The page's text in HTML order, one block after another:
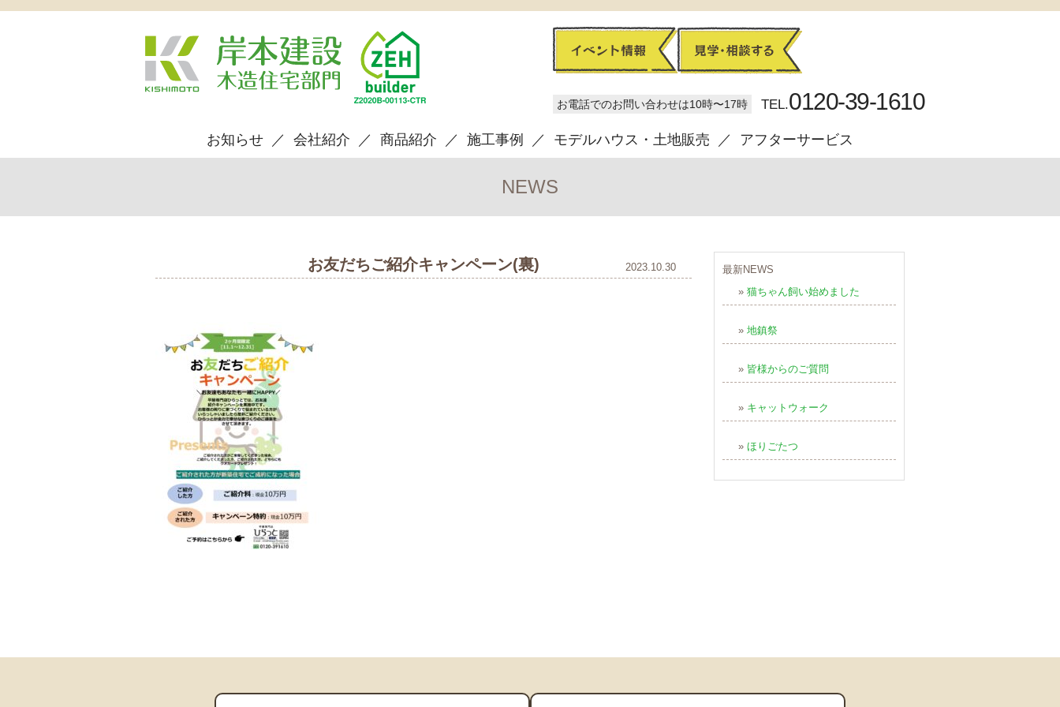
お電話でのお問い合わせは10時〜17時 TEL.0120-39-1610
お知らせ 会社紹介 商品紹介 施工事例 モデルハウス・土地販売 アフターサービス
NEWS
お友だちご紹介キャンペーン(裏) 2023.10.30
最新NEWS
» 猫ちゃん飼い始めました
» 地鎮祭
» 皆様からのご質問
» キャットウォーク
» ほりごたつ